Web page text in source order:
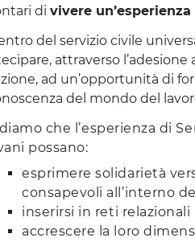
di vivere
del ser­vi­zio civi­le
attra­ver­so
ad un’op­por­tu­ni­tà di
del mon­do del
che l’esperienza di
possano:
esprimere solidarietà
consapevoli all’interno
inserirsi in reti
accrescere la loro